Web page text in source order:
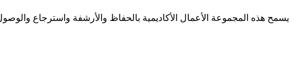
يسمح هذه المجموعة الأعمال الأكاديمية بالحفاظ والأرشفة واسترجاع والوصول الى كل الرسائل